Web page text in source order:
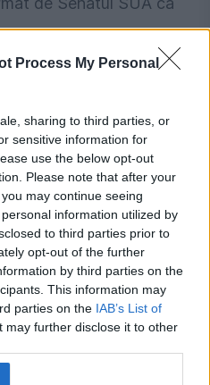
Process My Personal
sharing to third parties, or
sensitive information for
use the below opt-out
Please note that after your
may continue seeing
information utilized by
to third parties prior to
opt-out of the further
by third parties on the
This information may
parties on the IAB’s List of
may further disclose it to other
al SUA
donatorii republicani:
pe JD Vance” pentru